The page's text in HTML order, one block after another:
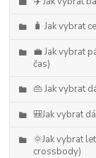
🧳 Jak vybrat
💼 Jak vybrat
čas)
👜 Jak vybrat
🎒Jak vybrat
🌞Jak vybrat
crossbody)